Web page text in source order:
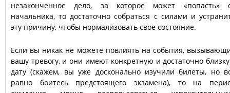
незаконченное дело, за которое может «попасть»
начальника, то достаточно собраться с силами и
эту причину, чтобы нормализовать свое состояние.
Если вы никак не можете повлиять на события,
вашу тревогу, и они имеют конкретную и достаточно
дату (скажем, вы уже досконально изучили билеты, но
равно боитесь предстоящего экзамена), то на